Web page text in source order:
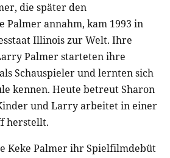
die später den
Palmer annahm, kam 1993 in
Illinois zur Welt. Ihre
Palmer starteten ihre
Schauspieler und lernten sich
kennen. Heute betreut Sharon
und Larry arbeitet in einer
herstellt.
Keke Palmer ihr Spielfilmdebüt